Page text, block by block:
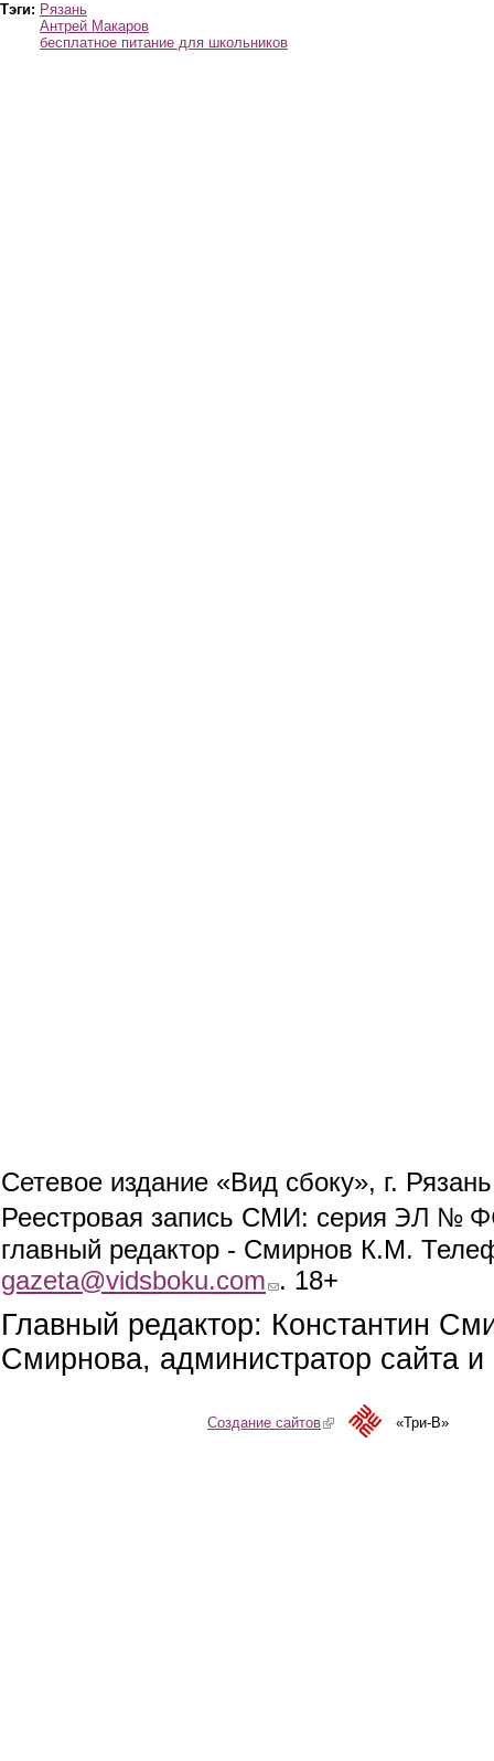
Тэги: Рязань
Антрей Макаров
бесплатное питание для школьников
Сетевое издание «Вид сбоку», г.
Реестровая запись СМИ: серия ЭЛ №
главный редактор - Смирнов К.М.
gazeta@vidsboku.com (link sends e-mail)
. 18+
Главный редактор: Константин
Смирнова, администратор сайта
Создание сайтов(link is external)«Три-В»